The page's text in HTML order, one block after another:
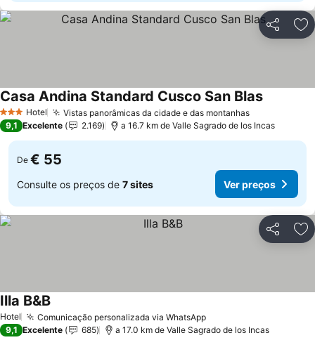
Partilhar
3 EstrelasHotel Vistas panorâmicas da cidade e das montanhas
Casa Andina Standard Cusco San Blas
9,1 Excelente 2.169 a 16.7 km de Valle Sagrado de los Incas
De € 55
Consulte os preços de 7 sites Ver preços
Partilhar
Hotel Comunicação personalizada via WhatsApp
Illa B&B
9,1 Excelente 685 a 17.0 km de Valle Sagrado de los Incas